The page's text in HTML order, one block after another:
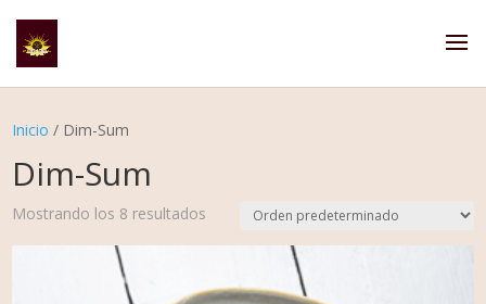
Inicio / Dim-Sum
Dim-Sum
Mostrando los 8 resultados